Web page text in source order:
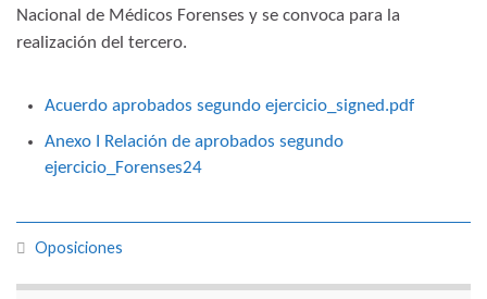
Nacional de Médicos Forenses y se convoca para la
realización del tercero.
Acuerdo aprobados segundo ejercicio_signed.pdf
Anexo I Relación de aprobados segundo
ejercicio_Forenses24
Oposiciones